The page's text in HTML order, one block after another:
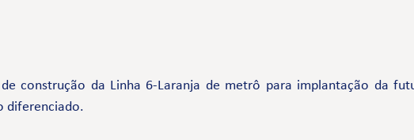
construção da Linha 6-Laranja de metrô para implantação da
diferenciado.